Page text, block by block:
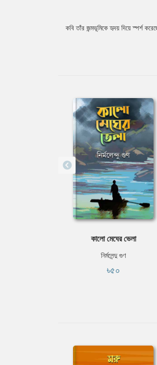
Tab
কবি তাঁর জন্মভূমিকে হৃদয় দিয়ে স্পর্শ
কালো মেঘের ভেলা
নির্মলেন্দু গুণ
৳৫০